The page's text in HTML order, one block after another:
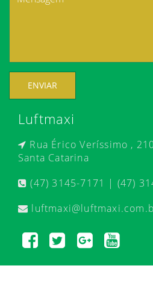
ENVIAR
Luftmaxi
Rua Érico Veríssimo ,
Santa Catarina
(47) 3145-7171 | (47)